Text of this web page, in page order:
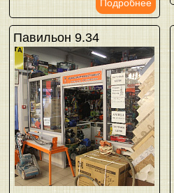
Подробнее
Павильон 9.34